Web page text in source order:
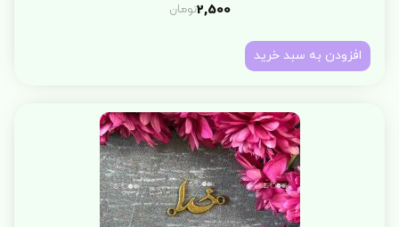
2,500تومان
افزودن به سبد خرید